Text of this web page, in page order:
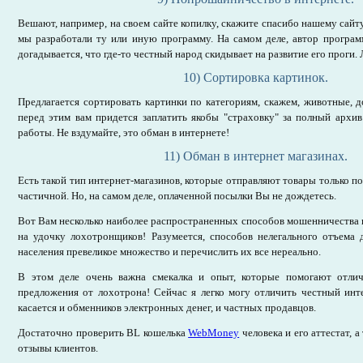
Вешают, например, на своем сайте копилку, скажите спасибо нашему
мы разработали ту или иную программу. На самом деле, автор
догадывается, что где-то честный народ скидывает на развитие его
10) Сортировка картинок.
Предлагается сортировать картинки по категориям, скажем, животные,
перед этим вам придется заплатить якобы "страховку" за полный
работы. Не вздумайте, это обман в интернете!
11) Обман в интернет магазинах.
Есть такой тип интернет-магазинов, которые отправляют товары только
частичной. Но, на самом деле, оплаченной посылки Вы не дождетесь.
Вот Вам несколько наиболее распространенных способов мошенничества
на удочку лохотронщиков! Разумеется, способов нелегального отъема
населения превеликое множество и перечислить их все нереально.
В этом деле очень важна смекалка и опыт, которые помогают
предложения от лохотрона! Сейчас я легко могу отличить честный
касается и обменников электронных денег, и частных продавцов.
Достаточно проверить BL кошелькаWebMoney человека и его аттестат,
отзывы клиентов.